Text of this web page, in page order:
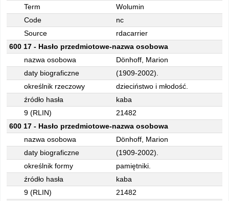
Term
Wolumin
Code
nc
Source
rdacarrier
600 17 - Hasło przedmiotowe-nazwa osobowa
nazwa osobowa
Dönhoff, Marion
daty biograficzne
(1909-2002).
określnik rzeczowy
dzieciństwo i młodość.
źródło hasła
kaba
9 (RLIN)
21482
600 17 - Hasło przedmiotowe-nazwa osobowa
nazwa osobowa
Dönhoff, Marion
daty biograficzne
(1909-2002).
określnik formy
pamiętniki.
źródło hasła
kaba
9 (RLIN)
21482